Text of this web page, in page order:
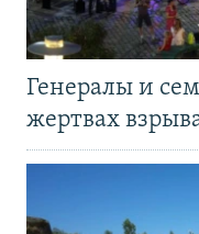
Генералы и
жертвах